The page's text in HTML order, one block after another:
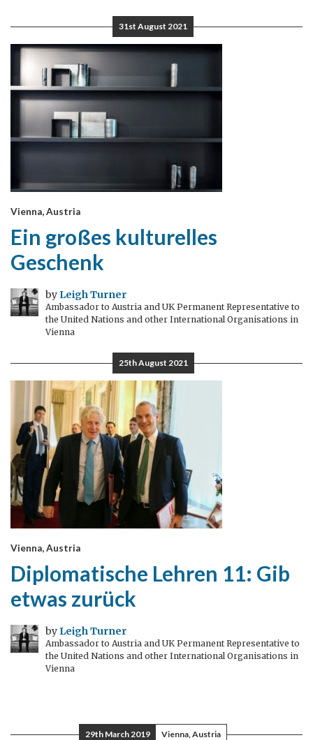
31st August 2021
Vienna, Austria
Ein großes kulturelles
Geschenk
by Leigh Turner
Ambassador to Austria and UK Permanent Representative to
the United Nations and other International Organisations in
Vienna
25th August 2021
Vienna, Austria
Diplomatische Lehren 11: Gib
etwas zurück
by Leigh Turner
Ambassador to Austria and UK Permanent Representative to
the United Nations and other International Organisations in
Vienna
29th March 2019 Vienna, Austria